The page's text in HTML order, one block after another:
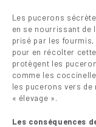
Les pucerons
en se nourrissant de
prisé par les fourmis,
pour en récolter
protègent les
comme les
les pucerons vers
« élevage ».
Les conséquences